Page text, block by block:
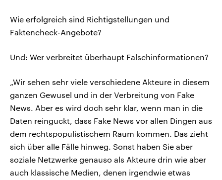
Wie erfolgreich sind Richtigstellungen und
Faktencheck-Angebote?
Und: Wer verbreitet überhaupt Falschinformationen?
„Wir sehen sehr viele verschiedene Akteure in diesem
ganzen Gewusel und in der Verbreitung von Fake
News. Aber es wird doch sehr klar, wenn man in die
Daten reinguckt, dass Fake News vor allen Dingen aus
dem rechtspopulistischem Raum kommen. Das zieht
sich über alle Fälle hinweg. Sonst haben Sie aber
soziale Netzwerke genauso als Akteure drin wie aber
auch klassische Medien, denen irgendwie etwas